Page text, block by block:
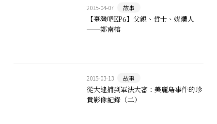
2015-04-07 故事
【臺灣吧EP6】父親、哲士、媒體人
──鄭南榕
2015-03-13 故事
從大逮捕到軍法大審：美麗島事件的珍
貴影像記錄（二）